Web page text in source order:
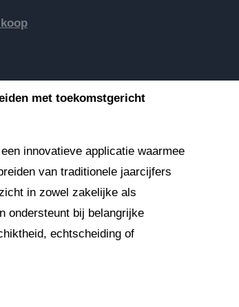
met toekomstgericht
innovatieve applicatie waarmee
van traditionele jaarcijfers
in zowel zakelijke als
ondersteunt bij belangrijke
echtscheiding of